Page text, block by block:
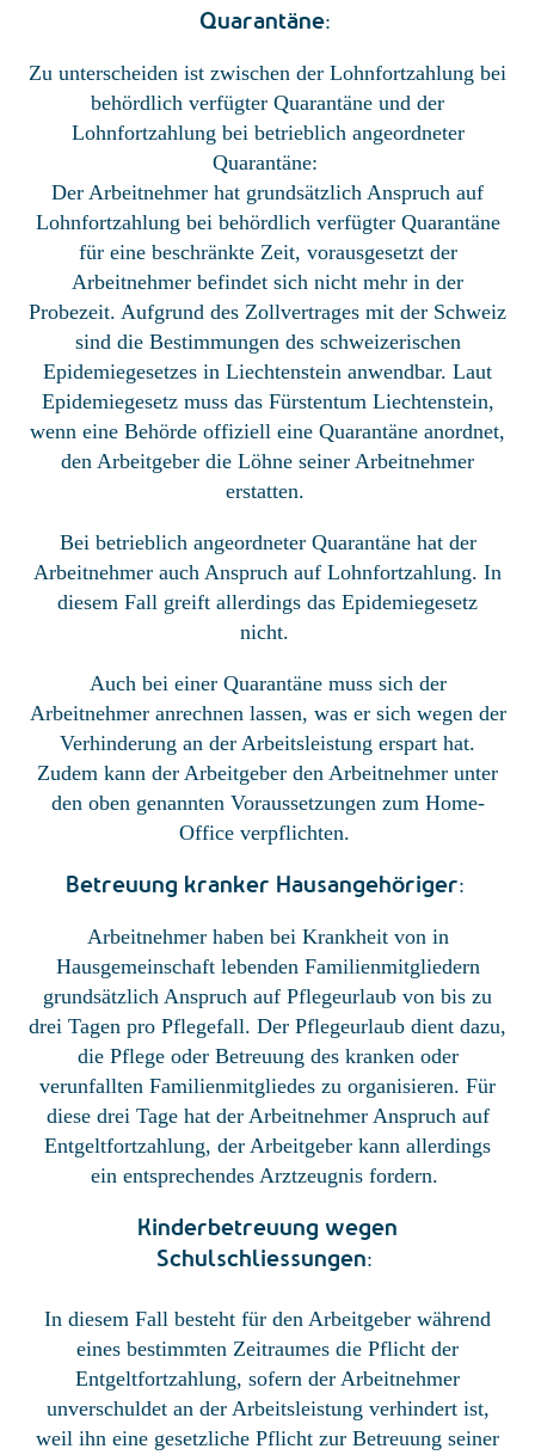
Quarantäne:
Zu unterscheiden ist zwischen der Lohnfortzahlung bei
behördlich verfügter Quarantäne und der
Lohnfortzahlung bei betrieblich angeordneter
Quarantäne:
Der Arbeitnehmer hat grundsätzlich Anspruch auf
Lohnfortzahlung bei behördlich verfügter Quarantäne
für eine beschränkte Zeit, vorausgesetzt der
Arbeitnehmer befindet sich nicht mehr in der
Probezeit. Aufgrund des Zollvertrages mit der Schweiz
sind die Bestimmungen des schweizerischen
Epidemiegesetzes in Liechtenstein anwendbar. Laut
Epidemiegesetz muss das Fürstentum Liechtenstein,
wenn eine Behörde offiziell eine Quarantäne anordnet,
den Arbeitgeber die Löhne seiner Arbeitnehmer
erstatten.
Bei betrieblich angeordneter Quarantäne hat der
Arbeitnehmer auch Anspruch auf Lohnfortzahlung. In
diesem Fall greift allerdings das Epidemiegesetz
nicht.
Auch bei einer Quarantäne muss sich der
Arbeitnehmer anrechnen lassen, was er sich wegen der
Verhinderung an der Arbeitsleistung erspart hat.
Zudem kann der Arbeitgeber den Arbeitnehmer unter
den oben genannten Voraussetzungen zum Home-
Office verpflichten.
Betreuung kranker Hausangehöriger:
Arbeitnehmer haben bei Krankheit von in
Hausgemeinschaft lebenden Familienmitgliedern
grundsätzlich Anspruch auf Pflegeurlaub von bis zu
drei Tagen pro Pflegefall. Der Pflegeurlaub dient dazu,
die Pflege oder Betreuung des kranken oder
verunfallten Familienmitgliedes zu organisieren. Für
diese drei Tage hat der Arbeitnehmer Anspruch auf
Entgeltfortzahlung, der Arbeitgeber kann allerdings
ein entsprechendes Arztzeugnis fordern.
Kinderbetreuung wegen
Schulschliessungen:
In diesem Fall besteht für den Arbeitgeber während
eines bestimmten Zeitraumes die Pflicht der
Entgeltfortzahlung, sofern der Arbeitnehmer
unverschuldet an der Arbeitsleistung verhindert ist,
weil ihn eine gesetzliche Pflicht zur Betreuung seiner